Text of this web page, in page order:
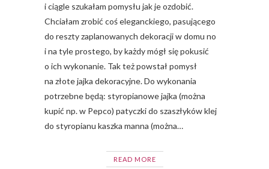
i ciągle szukałam pomysłu jak je ozdobić.
Chciałam zrobić coś eleganckiego, pasującego
do reszty zaplanowanych dekoracji w domu no
i na tyle prostego, by każdy mógł się pokusić
o ich wykonanie. Tak też powstał pomysł
na złote jajka dekoracyjne. Do wykonania
potrzebne będą: styropianowe jajka (można
kupić np. w Pepco) patyczki do szaszłyków klej
do styropianu kaszka manna (można…
READ MORE